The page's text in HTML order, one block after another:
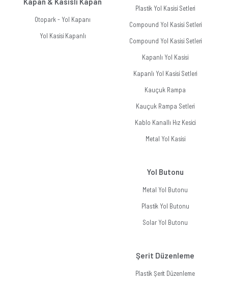
Otopark - Yol Kapanı
Yol Kasisi Kapanlı
Plastik Yol Kasisi Setleri
Compound Yol Kasisi Setleri
Compound Yol Kasisi Setleri
Kapanlı Yol Kasisi
Kapanlı Yol Kasisi Setleri
Kauçuk Rampa
Kauçuk Rampa Setleri
Kablo Kanallı Hız Kesici
Metal Yol Kasisi
Yol Butonu
Metal Yol Butonu
Plastik Yol Butonu
Solar Yol Butonu
Şerit Düzenleme
Plastik Şerit Düzenleme